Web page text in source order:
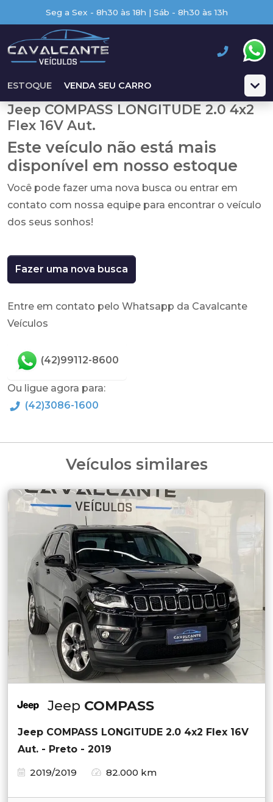
Seg a Sex - 8h30 às 18h | Sáb - 8h30 às 13h
ESTOQUE VENDA SEU CARRO
Jeep COMPASS LONGITUDE 2.0 4x2
Flex 16V Aut.
Este veículo não está mais
disponível em nosso estoque
Você pode fazer uma nova busca ou entrar em
contato com nossa equipe para encontrar o veículo
dos seus sonhos!
Fazer uma nova busca
Entre em contato pelo Whatsapp da Cavalcante
Veículos
(42)99112-8600
Ou ligue agora para:
(42)3086-1600
Veículos similares
Jeep COMPASS
Jeep COMPASS LONGITUDE 2.0 4x2 Flex 16V
Aut. - Preto - 2019
2019/2019
82.000 km